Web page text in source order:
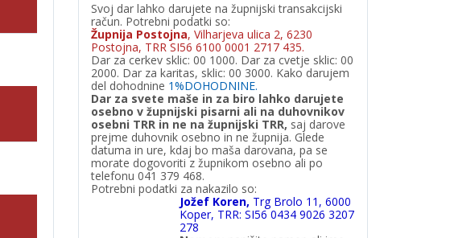
Svoj dar lahko darujete na župnijski transakcijski
račun. Potrebni podatki so:
Župnija Postojna, Vilharjeva ulica 2, 6230
Postojna, TRR SI56 6100 0001 2717 435.
Dar za cerkev sklic: 00 1000. Dar za cvetje sklic: 00
2000. Dar za karitas, sklic: 00 3000. Kako darujem
del dohodnine 1%DOHODNINE.
Dar za svete maše in za biro lahko darujete
osebno v župnijski pisarni ali na duhovnikov
osebni TRR in ne na župnijski TRR, saj darove
prejme duhovnik osebno in ne župnija. Glede
datuma in ure, kdaj bo maša darovana, pa se
morate dogovoriti z župnikom osebno ali po
telefonu 041 379 468.
Potrebni podatki za nakazilo so:
Jožef Koren, Trg Brolo 11, 6000
Koper, TRR: SI56 0434 9026 3207
278